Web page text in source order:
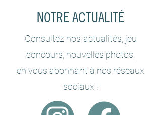
NOTRE ACTUALITÉ
Consultez nos actualités, jeu
concours, nouvelles photos,
en vous abonnant à nos réseaux
sociaux !